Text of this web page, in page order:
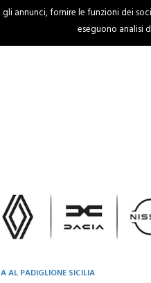
HOME CRONACA
AL PADIGLIONE SICILIA
annunci, fornire le funzioni dei
eseguono analisi